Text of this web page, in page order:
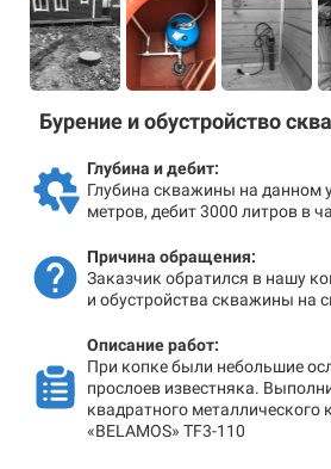
Бурение и обустройство
Глубина и дебит:
Глубина скважины на данном
метров, дебит 3000 литров в
Причина обращения:
Заказчик обратился в нашу
и обустройства скважины на
Описание работ:
При копке были небольшие
прослоев известняка.
квадратного металлического
«BELAMOS» TF3-110